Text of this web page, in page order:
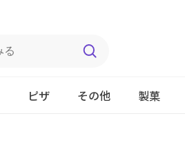
ピザ その他 製菓